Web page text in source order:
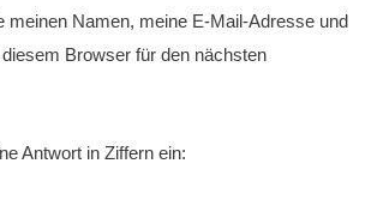
meinen Namen, meine E-Mail-Adresse und
Browser für den nächsten
Antwort in Ziffern ein: